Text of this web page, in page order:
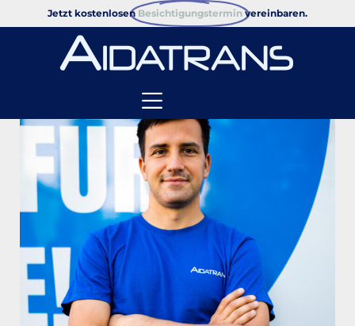
Jetzt kostenlosen Besichtigungstermin vereinbaren.